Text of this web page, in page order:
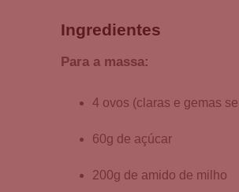
Ingredientes
Para a massa:
4 ovos (claras e gemas
60g de açúcar
200g de amido de milho